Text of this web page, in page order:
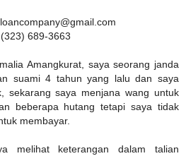
689-3663
Amangkurat, saya seorang janda
suami 4 tahun yang lalu dan saya
sekarang saya menjana wang untuk
beberapa hutang tetapi saya tidak
membayar.
melihat keterangan dalam talian